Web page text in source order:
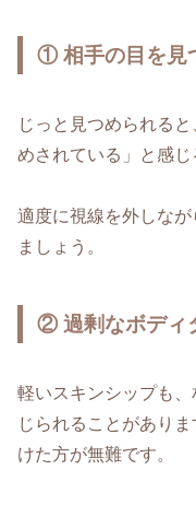
① 相手の目を見
じっと見つめられる
めされている」と感じ
適度に視線を外しな
ましょう。
② 過剰なボディ
軽いスキンシップも
じられることがあり
けた方が無難です。